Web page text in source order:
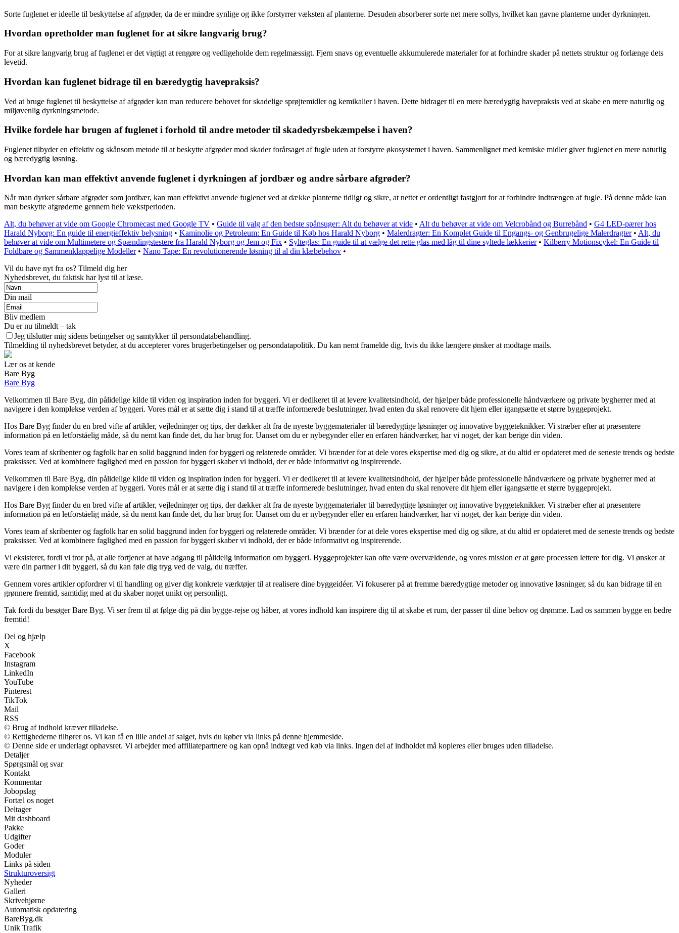
Sorte fuglenet er ideelle til beskyttelse af afgrøder, da de er mindre synlige og ikke forstyrrer væksten af planterne. Desuden absorberer sorte net mere sollys, hvilket kan gavne planterne under dyrkningen.
Hvordan opretholder man fuglenet for at sikre langvarig brug?
For at sikre langvarig brug af fuglenet er det vigtigt at rengøre og vedligeholde dem regelmæssigt. Fjern snavs og eventuelle akkumulerede materialer for at forhindre skader på nettets struktur og forlænge dets
levetid.
Hvordan kan fuglenet bidrage til en bæredygtig havepraksis?
Ved at bruge fuglenet til beskyttelse af afgrøder kan man reducere behovet for skadelige sprøjtemidler og kemikalier i haven. Dette bidrager til en mere bæredygtig havepraksis ved at skabe en mere naturlig og
miljøvenlig dyrkningsmetode.
Hvilke fordele har brugen af fuglenet i forhold til andre metoder til skadedyrsbekæmpelse i haven?
Fuglenet tilbyder en effektiv og skånsom metode til at beskytte afgrøder mod skader forårsaget af fugle uden at forstyrre økosystemet i haven. Sammenlignet med kemiske midler giver fuglenet en mere naturlig
og bæredygtig løsning.
Hvordan kan man effektivt anvende fuglenet i dyrkningen af jordbær og andre sårbare afgrøder?
Når man dyrker sårbare afgrøder som jordbær, kan man effektivt anvende fuglenet ved at dække planterne tidligt og sikre, at nettet er ordentligt fastgjort for at forhindre indtrængen af fugle. På denne måde kan
man beskytte afgrøderne gennem hele vækstperioden.
Alt, du behøver at vide om Google Chromecast med Google TV • Guide til valg af den bedste spånsuger: Alt du behøver at vide • Alt du behøver at vide om Velcrobånd og Burrebånd • G4 LED-pærer hos
Harald Nyborg: En guide til energieffektiv belysning • Kaminolie og Petroleum: En Guide til Køb hos Harald Nyborg • Malerdragter: En Komplet Guide til Engangs- og Genbrugelige Malerdragter• Alt, du
behøver at vide om Multimetere og Spændingstestere fra Harald Nyborg og Jem og Fix • Sylteglas: En guide til at vælge det rette glas med låg til dine syltede lækkerier• Kilberry Motionscykel: En Guide til
Foldbare og Sammenklappelige Modeller• Nano Tape: En revolutionerende løsning til al din klæbebehov •
Vil du have nyt fra os? Tilmeld dig her
Nyhedsbrevet, du faktisk har lyst til at læse.
Din mail
Bliv medlem
Du er nu tilmeldt – tak
Jeg tilslutter mig sidens betingelser og samtykker til persondatabehandling.
Tilmelding til nyhedsbrevet betyder, at du accepterer vores brugerbetingelser og persondatapolitik. Du kan nemt framelde dig, hvis du ikke længere ønsker at modtage mails.
Lær os at kende
Bare Byg
Bare Byg
Velkommen til Bare Byg, din pålidelige kilde til viden og inspiration inden for byggeri. Vi er dedikeret til at levere kvalitetsindhold, der hjælper både professionelle håndværkere og private bygherrer med at
navigere i den komplekse verden af byggeri. Vores mål er at sætte dig i stand til at træffe informerede beslutninger, hvad enten du skal renovere dit hjem eller igangsætte et større byggeprojekt.
Hos Bare Byg finder du en bred vifte af artikler, vejledninger og tips, der dækker alt fra de nyeste byggematerialer til bæredygtige løsninger og innovative byggeteknikker. Vi stræber efter at præsentere
information på en letforståelig måde, så du nemt kan finde det, du har brug for. Uanset om du er nybegynder eller en erfaren håndværker, har vi noget, der kan berige din viden.
Vores team af skribenter og fagfolk har en solid baggrund inden for byggeri og relaterede områder. Vi brænder for at dele vores ekspertise med dig og sikre, at du altid er opdateret med de seneste trends og bedste
praksisser. Ved at kombinere faglighed med en passion for byggeri skaber vi indhold, der er både informativt og inspirerende.
Velkommen til Bare Byg, din pålidelige kilde til viden og inspiration inden for byggeri. Vi er dedikeret til at levere kvalitetsindhold, der hjælper både professionelle håndværkere og private bygherrer med at
navigere i den komplekse verden af byggeri. Vores mål er at sætte dig i stand til at træffe informerede beslutninger, hvad enten du skal renovere dit hjem eller igangsætte et større byggeprojekt.
Hos Bare Byg finder du en bred vifte af artikler, vejledninger og tips, der dækker alt fra de nyeste byggematerialer til bæredygtige løsninger og innovative byggeteknikker. Vi stræber efter at præsentere
information på en letforståelig måde, så du nemt kan finde det, du har brug for. Uanset om du er nybegynder eller en erfaren håndværker, har vi noget, der kan berige din viden.
Vores team af skribenter og fagfolk har en solid baggrund inden for byggeri og relaterede områder. Vi brænder for at dele vores ekspertise med dig og sikre, at du altid er opdateret med de seneste trends og bedste
praksisser. Ved at kombinere faglighed med en passion for byggeri skaber vi indhold, der er både informativt og inspirerende.
Vi eksisterer, fordi vi tror på, at alle fortjener at have adgang til pålidelig information om byggeri. Byggeprojekter kan ofte være overvældende, og vores mission er at gøre processen lettere for dig. Vi ønsker at
være din partner i dit byggeri, så du kan føle dig tryg ved de valg, du træffer.
Gennem vores artikler opfordrer vi til handling og giver dig konkrete værktøjer til at realisere dine byggeidéer. Vi fokuserer på at fremme bæredygtige metoder og innovative løsninger, så du kan bidrage til en
grønnere fremtid, samtidig med at du skaber noget unikt og personligt.
Tak fordi du besøger Bare Byg. Vi ser frem til at følge dig på din bygge-rejse og håber, at vores indhold kan inspirere dig til at skabe et rum, der passer til dine behov og drømme. Lad os sammen bygge en bedre
fremtid!
Del og hjælp
X
Facebook
Instagram
LinkedIn
YouTube
Pinterest
TikTok
Mail
RSS
© Brug af indhold kræver tilladelse.
© Rettighederne tilhører os. Vi kan få en lille andel af salget, hvis du køber via links på denne hjemmeside.
© Denne side er underlagt ophavsret. Vi arbejder med affiliatepartnere og kan opnå indtægt ved køb via links. Ingen del af indholdet må kopieres eller bruges uden tilladelse.
Detaljer
Spørgsmål og svar
Kontakt
Kommentar
Jobopslag
Fortæl os noget
Deltager
Mit dashboard
Pakke
Udgifter
Goder
Moduler
Links på siden
Strukturoversigt
Nyheder
Galleri
Skrivehjørne
Automatisk opdatering
BareByg.dk
Unik Trafik